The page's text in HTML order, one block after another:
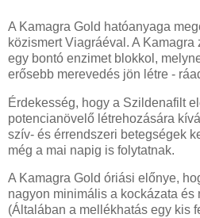
A Kamagra Gold hatóanyaga
közismert Viagráéval. A
egy bontó enzimet blokkol,
erősebb merevedés jön létre -
Érdekesség, hogy a Szildenafilt
potencianövelő létrehozására
szív- és érrendszeri betegségek
még a mai napig is folytatnak.
A Kamagra Gold óriási előnye,
nagyon minimális a kockázata és
(Általában a mellékhatás egy kis